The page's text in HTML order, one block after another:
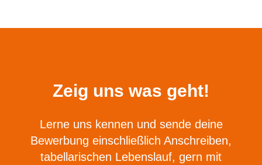
Zeig uns was geht!
Lerne uns kennen und sende deine
Bewerbung einschließlich Anschreiben,
tabellarischen Lebenslauf, gern mit